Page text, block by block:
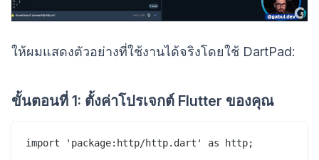
ให้ผมแสดงตัวอย่างที่ใช้งานได้จริงโดยใช้ DartPad:
ขั้นตอนที่ 1: ตั้งค่าโปรเจกต์ Flutter ของคุณ
import 'package:http/http.dart' as http;